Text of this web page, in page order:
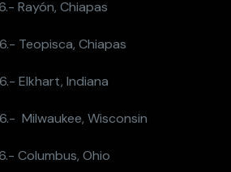
Rayón, Chiapas
Teopisca, Chiapas
Elkhart, Indiana
Milwaukee, Wisconsin
Columbus, Ohio